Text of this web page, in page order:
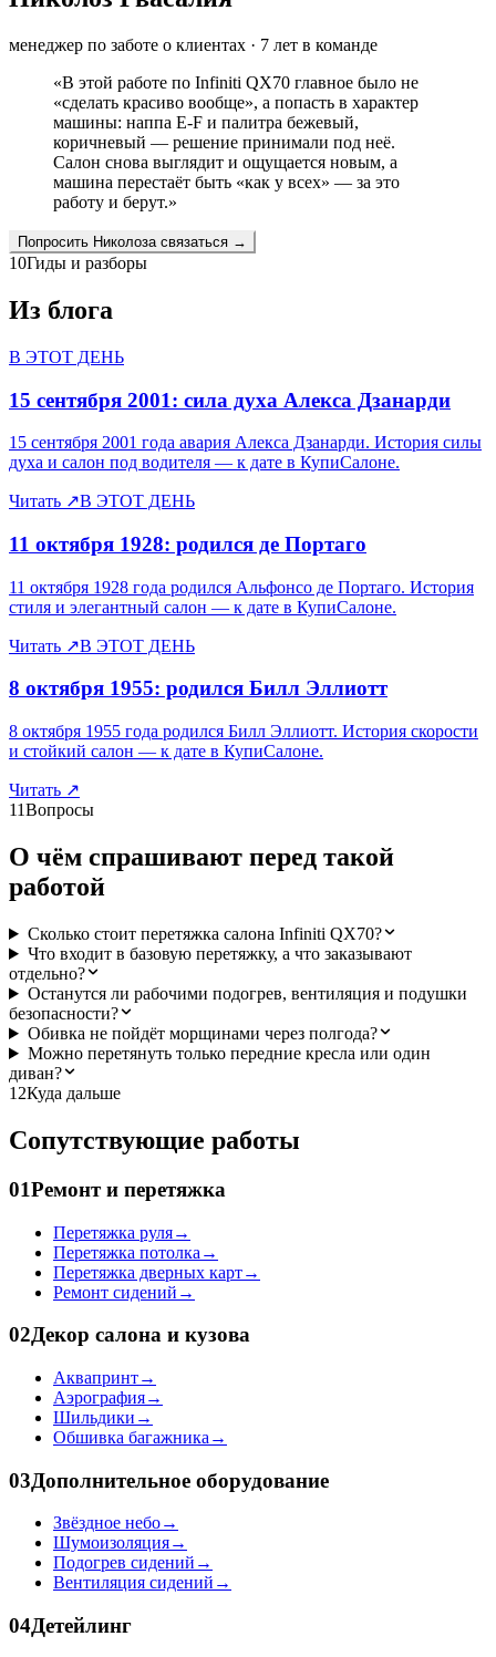
менеджер по заботе о клиентах · 7 лет в команде
«В этой работе по Infiniti QX70 главное было не
«сделать красиво вообще», а попасть в характер
машины: наппа E-F и палитра бежевый,
коричневый — решение принимали под неё.
Салон снова выглядит и ощущается новым, а
машина перестаёт быть «как у всех» — за это
работу и берут.»
Попросить Николозасвязаться →
10Гиды и разборы
Из блога
В ЭТОТ ДЕНЬ
15 сентября 2001: сила духа Алекса Дзанарди
15 сентября 2001 года авария Алекса Дзанарди. История силы
духа и салон под водителя — к дате в КупиСалоне.
Читать ↗В ЭТОТ ДЕНЬ
11 октября 1928: родился де Портаго
11 октября 1928 года родился Альфонсо де Портаго. История
стиля и элегантный салон — к дате в КупиСалоне.
Читать ↗В ЭТОТ ДЕНЬ
8 октября 1955: родился Билл Эллиотт
8 октября 1955 года родился Билл Эллиотт. История скорости
и стойкий салон — к дате в КупиСалоне.
Читать ↗
11Вопросы
О чём спрашивают перед такой
работой
Сколько стоит перетяжка салона Infiniti QX70?
Что входит в базовую перетяжку, а что заказывают
отдельно?
Останутся ли рабочими подогрев, вентиляция и подушки
безопасности?
Обивка не пойдёт морщинами через полгода?
Можно перетянуть только передние кресла или один
диван?
12Куда дальше
Сопутствующие работы
01Ремонт и перетяжка
Перетяжка руля→
Перетяжка потолка →
Перетяжка дверных карт→
Ремонт сидений →
02Декор салона и кузова
Аквапринт→
Аэрография→
Шильдики →
Обшивка багажника →
03Дополнительное оборудование
Звёздное небо→
Шумоизоляция→
Подогрев сидений →
Вентиляция сидений →
04Детейлинг